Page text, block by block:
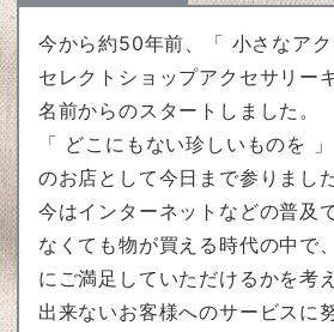
今から約50年前、「 小さなア
セレクトショップアクセサリー
名前からのスタートしました。
「 どこにもない珍しいものを
のお店として今日まで参りました
今はインターネットなどの普及
なくても物が買える時代の中で
にご満足していただけるかを考
出来ないお客様へのサービスに